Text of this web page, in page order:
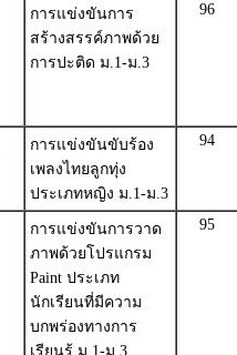
การแข่งขันการ
สร้างสรรค์ภาพด้วย
การปะติด ม.1-ม.3
96
การแข่งขันขับร้อง
เพลงไทยลูกทุ่ง
ประเภทหญิง ม.1-ม.3
94
การแข่งขันการวาด
ภาพด้วยโปรแกรม
Paint ประเภท
นักเรียนที่มีความ
บกพร่องทางการ
เรียนรู้ ม.1-ม.3
95